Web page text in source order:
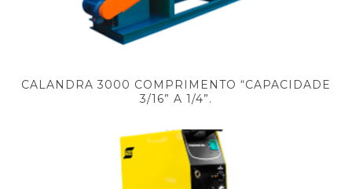
CALANDRA 3000 COMPRIMENTO “CAPACIDADE
3/16” A 1/4”.